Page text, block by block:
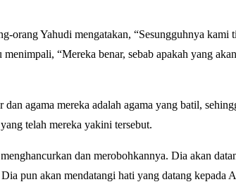
orang Yahudi mengatakan, “Sesungguhnya kami
“Mereka benar, sebab apakah yang
agama mereka adalah agama yang batil,
telah mereka yakini tersebut.
dan merobohkannya. Dia akan
pun akan mendatangi hati yang datang kepada